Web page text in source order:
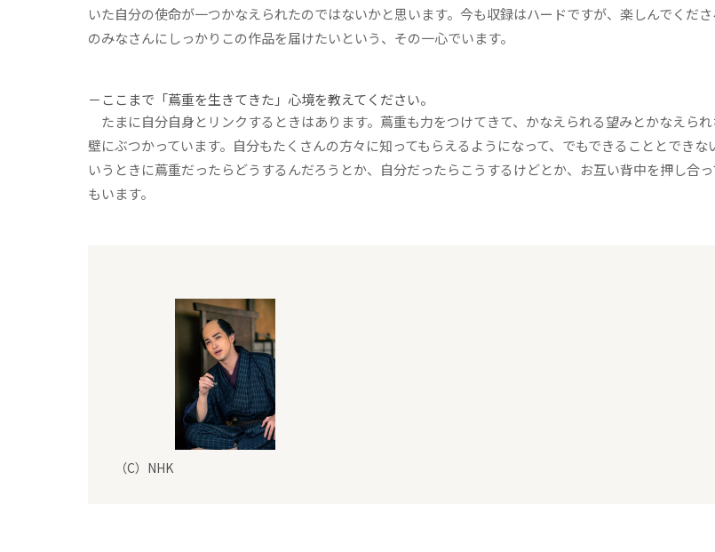
いた自分の使命が一つかなえられたのではないかと思います。今も収録はハードですが、楽しんでくだ
のみなさんにしっかりこの作品を届けたいという、その一心でいます。
－ここまで「蔦重を生きてきた」心境を教えてください。
たまに自分自身とリンクするときはあります。蔦重も力をつけてきて、かなえられる望みとかなえら
壁にぶつかっています。自分もたくさんの方々に知ってもらえるようになって、でもできることとできな
いうときに蔦重だったらどうするんだろうとか、自分だったらこうするけどとか、お互い背中を押し合
もいます。
（C）NHK